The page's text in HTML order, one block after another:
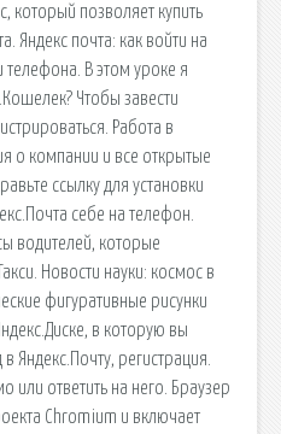
который позволяет купить
Яндекс почта: как войти на
В этом уроке я
Чтобы завести
Работа в
о компании и все открытые
ссылку для установки
себе на телефон.
водителей, которые
Новости науки: космос в
фигуративные рисунки
в которую вы
Яндекс.Почту, регистрация.
или ответить на него. Браузер
Chromium и включает